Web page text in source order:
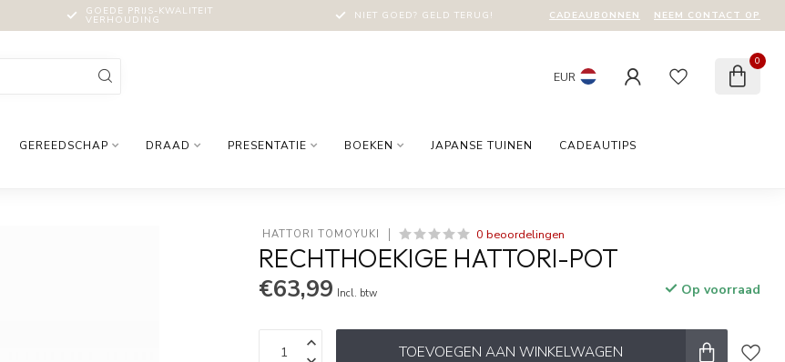
GOEDE PRIJS-KWALITEIT
VERHOUDING NIET GOED? GELD TERUG! CADEAUBONNEN NEEM CONTACT OP
EUR
0
GEREEDSCHAP DRAAD PRESENTATIE BOEKEN JAPANSE TUINEN CADEAUTIPS
HATTORI TOMOYUKI 0 beoordelingen
RECHTHOEKIGE HATTORI-POT
€63,99 Incl. btw Op voorraad
TOEVOEGEN AAN WINKELWAGEN